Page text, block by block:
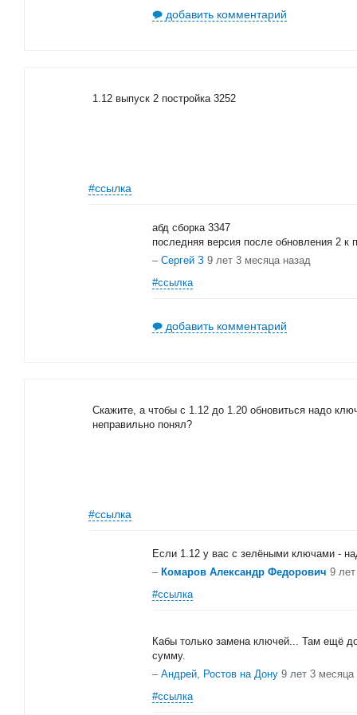
добавить комментарий
1.12 выпуск 2 постройка 3252
#ссылка
абд сборка 3347
последняя версия после обновления 2 к
– Сергей З 9 лет 3 месяца назад
#ссылка
добавить комментарий
Скажите, а чтобы с 1.12 до 1.20 обновиться надо
неправильно понял?
#ссылка
Если 1.12 у вас с зелёными ключами -
– Комаров Александр Федорович 9
#ссылка
Кабы только замена ключей... Там ещё
сумму.
– Андрей, Ростов на Дону 9 лет 3 месяца
#ссылка